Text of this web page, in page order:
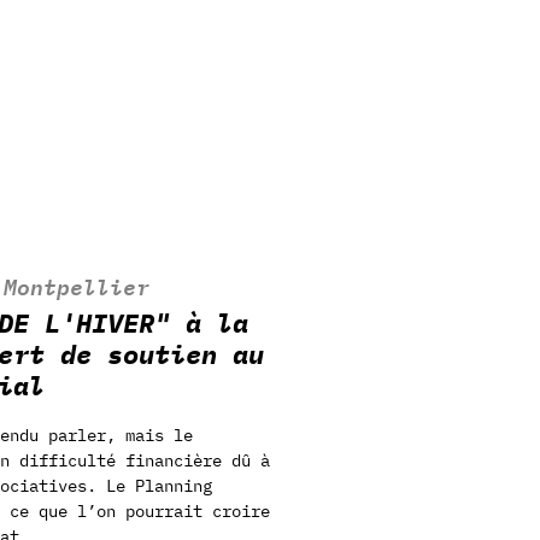
Montpellier
DE L'HIVER" à la
de soutien au
parler, mais le
difficulté financière dû à
Le Planning
ce que l’on pourrait croire